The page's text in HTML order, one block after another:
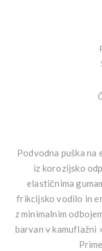
Podvodna puška
iz korozijsko
elastičnima
frikcijsko vodilo in
z minimalnim
barvan v kamuflažni